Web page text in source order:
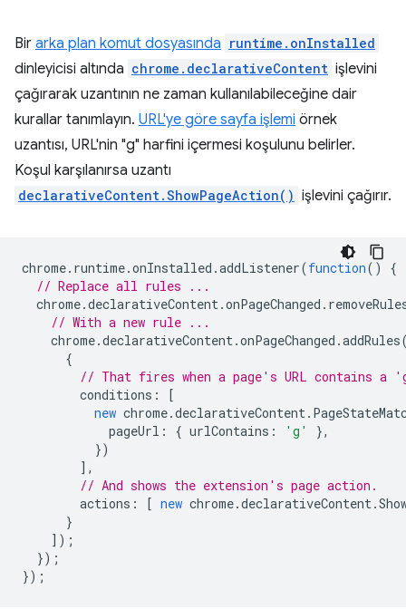
Bir arka plan komut dosyasında runtime.onInstalled
dinleyicisi altında chrome.declarativeContent işlevini
çağırarak uzantının ne zaman kullanılabileceğine dair
kurallar tanımlayın. URL'ye göre sayfa işlemi örnek
uzantısı, URL'nin "g" harfini içermesi koşulunu belirler.
Koşul karşılanırsa uzantı
declarativeContent.ShowPageAction() işlevini çağırır.
chrome. runtime.onInstalled .addListener(function()
{
// Replace all rules ...
chrome.declarativeContent.onPageChanged .
// With a new rule ...
chrome.declarativeContent.onPageChanged .addRules
{
// That fires when a page's URL contains
conditions :
[
new chrome.declarativeContent.
pageUrl : { urlContains : 'g'
},
})
],
// And shows the extension's page action.
actions : [ new chrome.declarativeContent.
}
]);
});
});